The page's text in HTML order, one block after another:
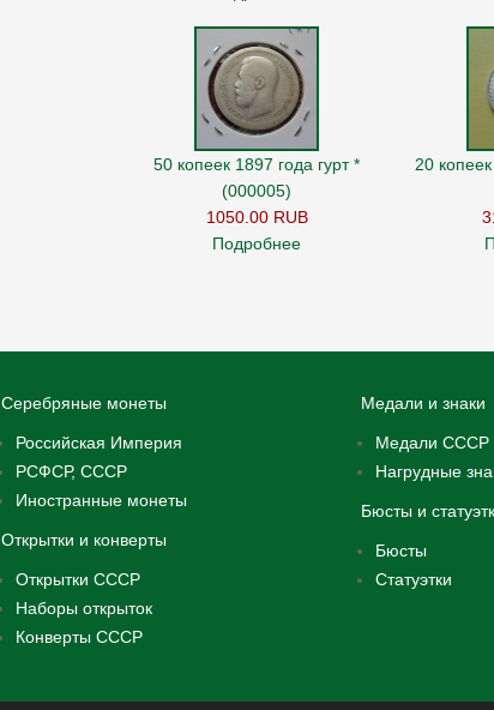
50 копеек 1897 года гурт *
(000005)
1050.00 RUB
Подробнее
20
Серебряные монеты
Российская Империя
РСФСР, СССР
Иностранные монеты
Открытки и конверты
Открытки СССР
Наборы открыток
Конверты СССР
Медали и знаки
Медали СССР
Нагрудные
Бюсты и
Бюсты
Статуэтки